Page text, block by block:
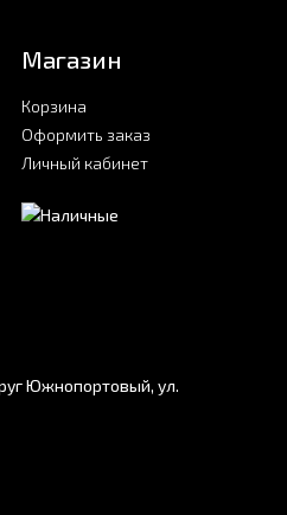
Магазин
Корзина
Оформить заказ
Личный кабинет
Южнопортовый, ул.